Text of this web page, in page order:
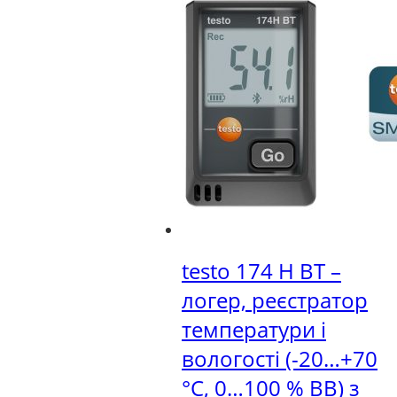
testo 174 H BT –
логер, реєстратор
температури і
вологості (-20…+70
°C, 0…100 % ВВ) з